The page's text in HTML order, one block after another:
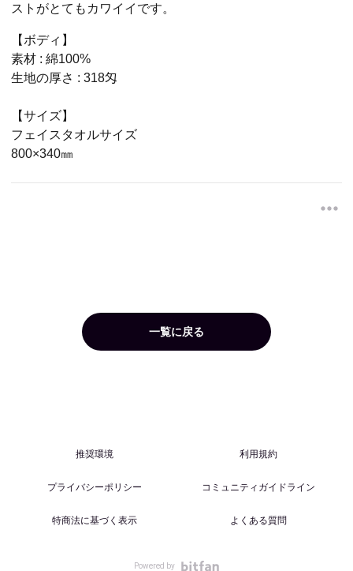
ストがとてもカワイイです。
【ボディ】
素材 : 綿100%
生地の厚さ : 318匁
【サイズ】
フェイスタオルサイズ
800×340㎜
一覧に戻る
推奨環境 利用規約
プライバシーポリシー コミュニティガイドライン
特商法に基づく表示 よくある質問
Powered by